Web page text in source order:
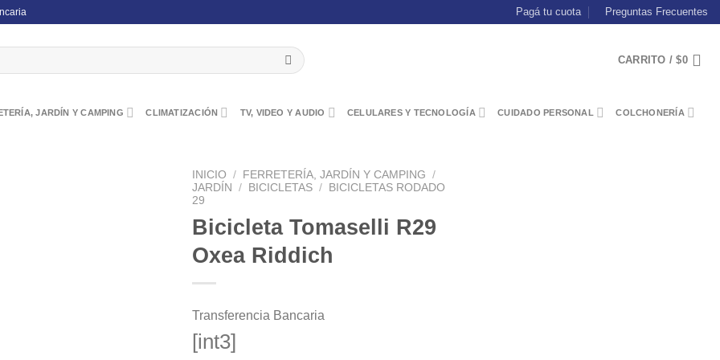
Pagá tu cuota Preguntas Frecuentes
CARRITO /$0
JARDÍN Y CAMPING CLIMATIZACIÓN TV, VIDEO Y AUDIO CELULARES Y TECNOLOGÍA CUIDADO PERSONAL COLCHONERÍA
INICIO / FERRETERÍA, JARDÍN Y CAMPING
/
JARDÍN
/ BICICLETAS /
BICICLETAS RODADO
29
Bicicleta Tomaselli R29
Oxea Riddich
Transferencia Bancaria
[int3]